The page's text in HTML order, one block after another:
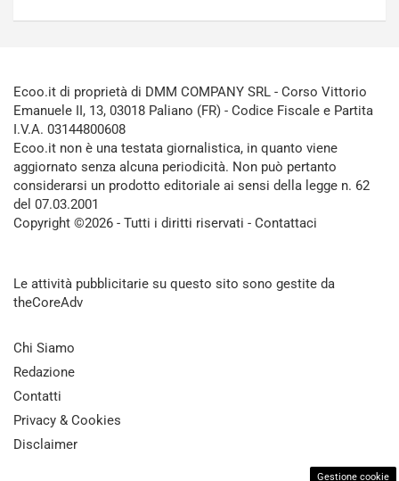
Ecoo.it di proprietà di DMM COMPANY SRL - Corso Vittorio
Emanuele II, 13, 03018 Paliano (FR) - Codice Fiscale e Partita
I.V.A. 03144800608
Ecoo.it non è una testata giornalistica, in quanto viene
aggiornato senza alcuna periodicità. Non può pertanto
considerarsi un prodotto editoriale ai sensi della legge n. 62
del 07.03.2001
Copyright ©2026 - Tutti i diritti riservati - Contattaci
Le attività pubblicitarie su questo sito sono gestite da
theCoreAdv
Chi Siamo
Redazione
Contatti
Privacy & Cookies
Disclaimer
Gestione cookie